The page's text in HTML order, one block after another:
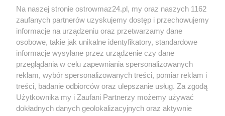
INFORMATOR
Bankomaty
Msze święte
Nocna pomoc lekarska
Taxi
REKLAMA
Na naszej stronie ostrowmaz24.pl, my oraz naszych 1162
zaufanych partnerów uzyskujemy dostęp i przechowujemy
informacje na urządzeniu oraz przetwarzamy dane
osobowe, takie jak unikalne identyfikatory, standardowe
informacje wysyłane przez urządzenie czy dane
przeglądania w celu zapewniania spersonalizowanych
reklam, wybór spersonalizowanych treści, pomiar reklam i
treści, badanie odbiorców oraz ulepszanie usług. Za zgodą
Użytkownika my i Zaufani Partnerzy możemy używać
dokładnych danych geolokalizacyjnych oraz aktywnie